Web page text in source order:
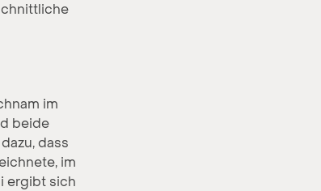
im
beide
dass
im
ergibt sich